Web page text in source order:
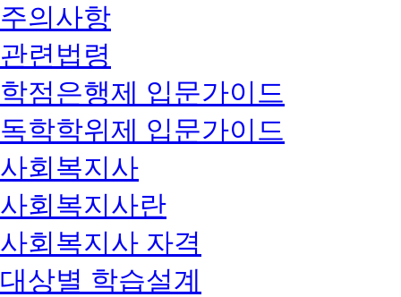
주의사항
관련법령
학점은행제 입문가이드
독학학위제 입문가이드
사회복지사
사회복지사란
사회복지사 자격
대상별 학습설계